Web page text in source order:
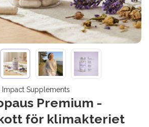
Impact Supplements
Premium -
för klimakteriet